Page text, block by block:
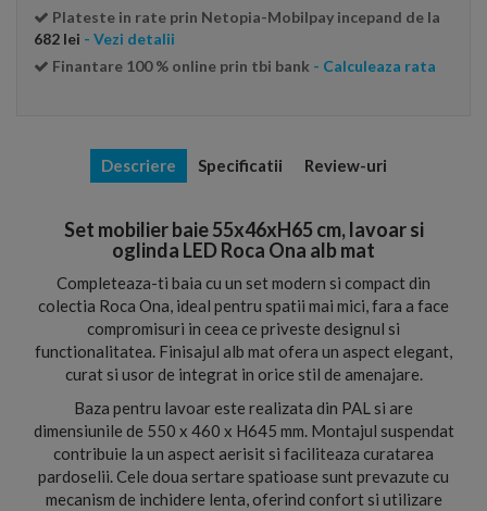
Plateste in rate prin Netopia-Mobilpay incepand de la
682 lei - Vezi detalii
Finantare 100 % online prin tbi bank - Calculeaza rata
Descriere Specificatii Review-uri
Set mobilier baie 55x46xH65 cm, lavoar si
oglinda LED Roca Ona alb mat
Completeaza-ti baia cu un set modern si compact din
colectia Roca Ona, ideal pentru spatii mai mici, fara a face
compromisuri in ceea ce priveste designul si
functionalitatea. Finisajul alb mat ofera un aspect elegant,
curat si usor de integrat in orice stil de amenajare.
Baza pentru lavoar este realizata din PAL si are
dimensiunile de 550 x 460 x H645 mm. Montajul suspendat
contribuie la un aspect aerisit si faciliteaza curatarea
pardoselii. Cele doua sertare spatioase sunt prevazute cu
mecanism de inchidere lenta, oferind confort si utilizare